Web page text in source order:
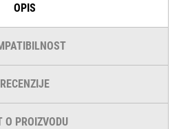
OPIS
RECENZIJE
O PROIZVODU